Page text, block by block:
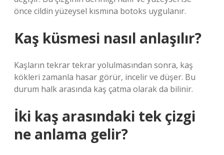
önce cildin yüzeysel kısmına botoks uygulanır.
Kaş küsmesi nasıl anlaşılır?
Kaşların tekrar tekrar yolulmasından sonra, kaş
kökleri zamanla hasar görür, incelir ve düşer. Bu
durum halk arasında kaş çatma olarak da bilinir.
İki kaş arasındaki tek çizgi
ne anlama gelir?